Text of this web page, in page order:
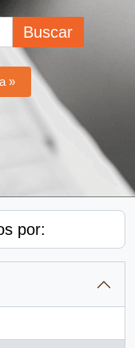
Buscar
»
por: